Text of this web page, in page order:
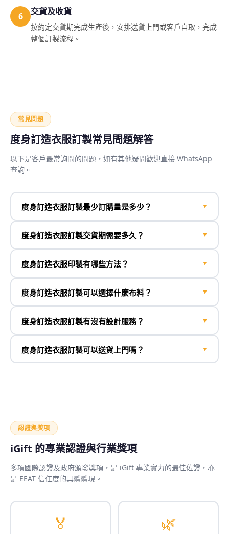
6 交貨及收貨
按約定交貨期完成生產後，安排送貨上門或客戶自取，完成
整個訂製流程。
常見問題
度身訂造衣服訂製常見問題解答
以下是客戶最常詢問的問題，如有其他疑問歡迎直接 WhatsApp
查詢。
度身訂造衣服訂製最少訂購量是多少？ ▼
度身訂造衣服訂製交貨期需要多久？ ▼
度身訂造衣服印製有哪些方法？ ▼
度身訂造衣服訂製可以選擇什麼布料？ ▼
度身訂造衣服訂製有沒有設計服務？ ▼
度身訂造衣服訂製可以送貨上門嗎？ ▼
認證與獎項
iGift 的專業認證與行業獎項
多項國際認證及政府頒發獎項，是 iGift 專業實力的最佳佐證，亦
是 EEAT 信任度的具體體現。
🏅 🌿